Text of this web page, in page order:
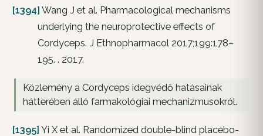
[1394] Wang J et al. Pharmacological mechanisms
underlying the neuroprotective effects of
Cordyceps. J Ethnopharmacol 2017;199:178–
195. . 2017.
Közlemény a Cordyceps idegvédő hatásainak
hátterében álló farmakológiai mechanizmusokról.
[1395] Yi X et al. Randomized double-blind placebo-